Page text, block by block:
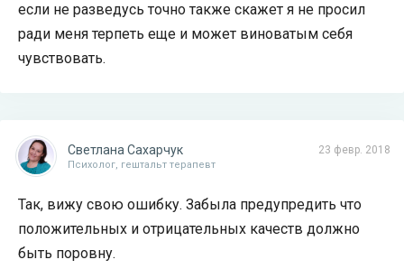
если не разведусь точно также скажет я не просил
ради меня терпеть еще и может виноватым себя
чувствовать.
23 февр. 2018
Светлана Сахарчук
Психолог, гештальт терапевт
Так, вижу свою ошибку. Забыла предупредить что
положительных и отрицательных качеств должно
быть поровну.